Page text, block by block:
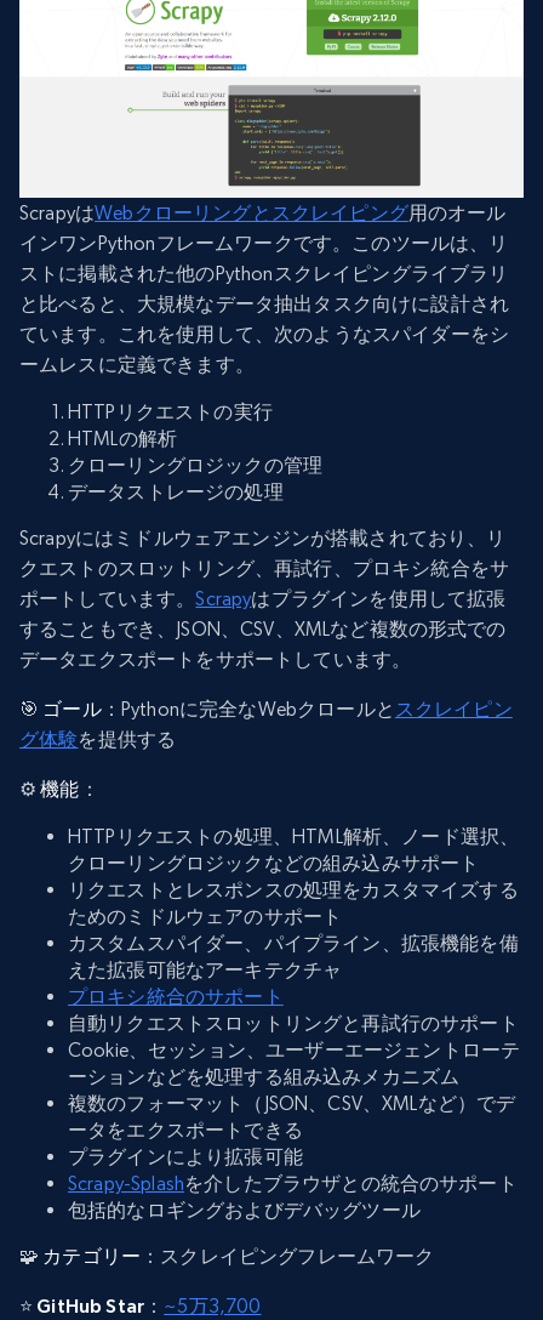
ScrapyはWebクローリングとスクレイピング用のオール
インワンPythonフレームワークです。このツールは、リ
ストに掲載された他のPythonスクレイピングライブラリ
と比べると、大規模なデータ抽出タスク向けに設計され
ています。これを使用して、次のようなスパイダーをシ
ームレスに定義できます。
HTTPリクエストの実行
HTMLの解析
クローリングロジックの管理
データストレージの処理
Scrapyにはミドルウェアエンジンが搭載されており、リ
クエストのスロットリング、再試行、プロキシ統合をサ
ポートしています。Scrapyはプラグインを使用して拡張
することもでき、JSON、CSV、XMLなど複数の形式での
データエクスポートをサポートしています。
🎯 ゴール：Pythonに完全なWebクロールと スクレイピン
グ体験を提供する
⚙️機能 ：
HTTPリクエストの処理、HTML解析、ノード選択、
クローリングロジックなどの組み込みサポート
リクエストとレスポンスの処理をカスタマイズする
ためのミドルウェアのサポート
カスタムスパイダー、パイプライン、拡張機能を備
えた拡張可能なアーキテクチャ
プロキシ統合のサポート
自動リクエストスロットリングと再試行のサポート
Cookie、セッション、ユーザーエージェントローテ
ーションなどを処理する組み込みメカニズム
複数のフォーマット（JSON、CSV、XMLなど）でデ
ータをエクスポートできる
プラグインにより拡張可能
Scrapy-Splashを介したブラウザとの統合のサポート
包括的なロギングおよびデバッグツール
🧩 カテゴリー ：スクレイピングフレームワーク
⭐ GitHub Star ： ~5万3,700